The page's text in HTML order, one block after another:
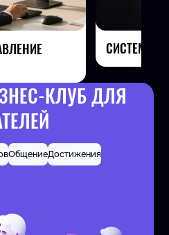
КЛУБ ДЛЯ
ОбщениеДостижения